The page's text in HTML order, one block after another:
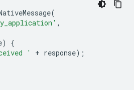
(
,
)
{
' + response);